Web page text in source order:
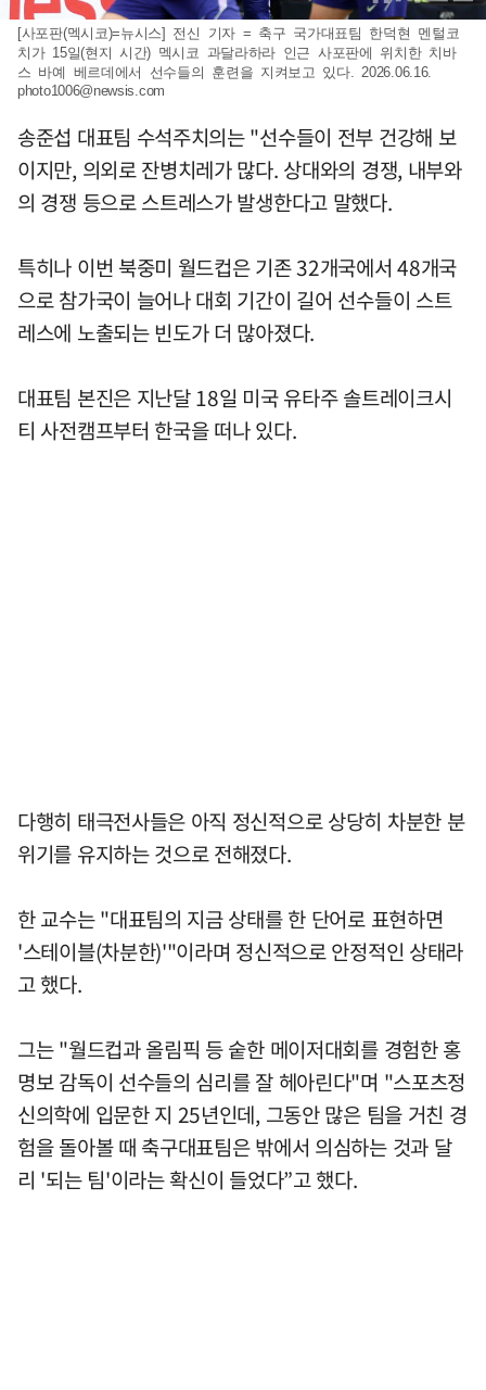
[사포판(멕시코)=뉴시스] 전신 기자 = 축구 국가대표팀 한덕현 멘털코
치가 15일(현지 시간) 멕시코 과달라하라 인근 사포판에 위치한 치바
스 바예 베르데에서 선수들의 훈련을 지켜보고 있다. 2026.06.16.
photo1006@newsis.com
송준섭 대표팀 수석주치의는 "선수들이 전부 건강해 보
이지만, 의외로 잔병치레가 많다. 상대와의 경쟁, 내부와
의 경쟁 등으로 스트레스가 발생한다고 말했다.
특히나 이번 북중미 월드컵은 기존 32개국에서 48개국
으로 참가국이 늘어나 대회 기간이 길어 선수들이 스트
레스에 노출되는 빈도가 더 많아졌다.
대표팀 본진은 지난달 18일 미국 유타주 솔트레이크시
티 사전캠프부터 한국을 떠나 있다.
다행히 태극전사들은 아직 정신적으로 상당히 차분한 분
위기를 유지하는 것으로 전해졌다.
한 교수는 "대표팀의 지금 상태를 한 단어로 표현하면
'스테이블(차분한)'"이라며 정신적으로 안정적인 상태라
고 했다.
그는 "월드컵과 올림픽 등 숱한 메이저대회를 경험한 홍
명보 감독이 선수들의 심리를 잘 헤아린다"며 "스포츠정
신의학에 입문한 지 25년인데, 그동안 많은 팀을 거친 경
험을 돌아볼 때 축구대표팀은 밖에서 의심하는 것과 달
리 '되는 팀'이라는 확신이 들었다”고 했다.